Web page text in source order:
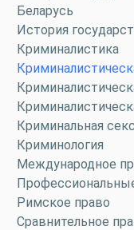
Беларусь
История
Криминалистика
Криминальная
Криминология
Международное
Римское право
Сравнительное